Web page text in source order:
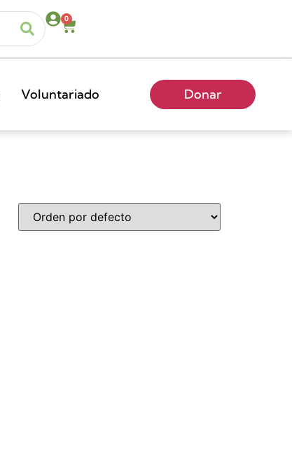
0
Voluntariado Donar